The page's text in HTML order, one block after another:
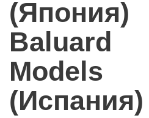
(Япония)
Baluard
Models
(Испания)